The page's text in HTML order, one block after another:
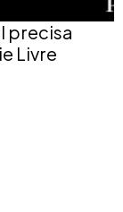
precisa
Livre